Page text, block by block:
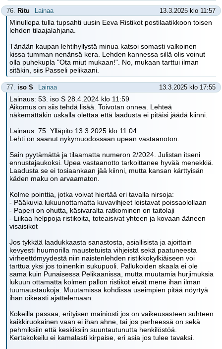
76. Ritu Lainaa 13.3.2025 klo 11:57
Minullepa tulla tupsahti uusin Eeva Ristikot postilaatikkoon toisen
lehden tilaajalahjana.
Tänään kaupan lehtihyllystä minua katsoi somasti valkoinen
kissa tumman nenänsä kera. Lehden kannessa sillä olis voinut
olla puhekupla "Ota miut mukaan!". No, mukaan tarttui ilman
sitäkin, siis Passeli pelikaani.
77. iso S Lainaa 13.3.2025 klo 17:55
Lainaus: 53. iso S 28.4.2024 klo 11:59
Aikomus on siis tehdä lisää. Toivotan onnea. Lehteä
näkemättäkin uskalla olettaa että laadusta ei pitäisi jäädä kiinni.
Lainaus: 75. Ylläpito 13.3.2025 klo 11:04
Lehti on saanut nykymuodossaan upean vastaanoton.
Sain pyytämättä ja tilaamatta numeron 2/2024. Julistan itseni
ennustajaukoksi. Upea vastaanotto tarkoittanee hyvää menekkiä.
Laadusta se ei tosiaankaan jää kiinni, mutta kansan kärttyisän
käden maku on arvaamaton.
Kolme pointtia, jotka voivat hiertää eri tavalla nirsoja:
- Pääkuvia lukuunottamatta kuvavihjeet loistavat poissaolollaan
- Paperi on ohutta, käsivaralta ratkominen on taitolaji
- Liikaa helppoja ristikoita, toteaisivat yhteen ja kovaan ääneen
visaisikot
Jos tykkää laadukkaasta sanastosta, asiallisista ja ajoittain
kevyesti huumorilla maustetuista vihjeistä sekä paatuneesta
virheettömyydestä niin naistenlehden ristikkokylkiäiseen voi
tarttua yksi jos toinenkin sukupuoli. Pallukoiden skaala ei ole
sama kuin Punaisessa Pelikaanissa, mutta muutamia hurjimuksia
lukuun ottamatta kolmen pallon ristikot eivät mene ihan ilman
tuumaustaukoja. Muutamissa kohdissa useimpien pitää nöyrtyä
ihan oikeasti ajattelemaan.
Kokeilla passaa, erityisen mainiosti jos on vaikeusasteen suhteen
kaikkiruokainen vaan ei ihan ahne, tai jos perheessä on sekä
pehmiksiin että keskiksiin suuntautunutta henkilöstöä.
Kertakokeilu ei kamalasti kirpaise, eri asia jos tulee tavaksi.